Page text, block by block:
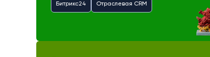
Битрикс24 Отраслевая CRM